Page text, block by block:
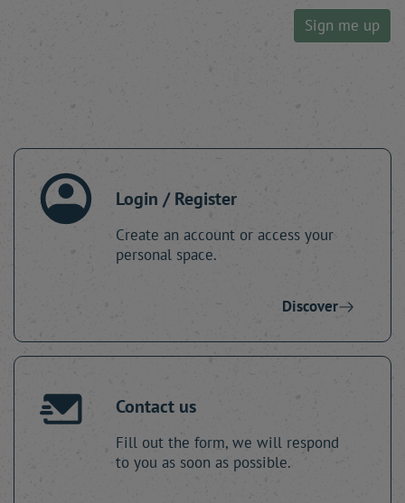
Sign me up
Login / Register
Create an account or access your
personal space.
Discover
Contact us
Fill out the form, we will respond
to you as soon as possible.